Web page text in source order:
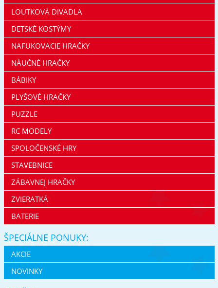
LOUTKOVÁ DIVADLA
DETSKÉ KOSTÝMY
NAFUKOVACIE HRAČKY
NÁUČNÉ HRAČKY
BÁBIKY
PLYŠOVÉ HRAČKY
PUZZLE
RC MODELY
SPOLOČENSKÉ HRY
STAVEBNICE
ZÁBAVNEJ HRAČKY
ZVIERATKÁ
BATERIE
ŠPECIÁLNE PONUKY:
AKCIE
NOVINKY